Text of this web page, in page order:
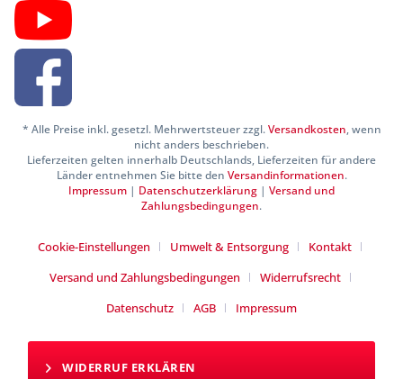
* Alle Preise inkl. gesetzl. Mehrwertsteuer zzgl.Versandkosten, wenn
nicht anders beschrieben.
Lieferzeiten gelten innerhalb Deutschlands, Lieferzeiten für andere
Länder entnehmen Sie bitte den Versandinformationen.
Impressum | Datenschutzerklärung | Versand und
Zahlungsbedingungen.
Cookie-Einstellungen Umwelt & Entsorgung
Kontakt
Versand und Zahlungsbedingungen
Widerrufsrecht
Datenschutz
AGB Impressum
WIDERRUF ERKLÄREN